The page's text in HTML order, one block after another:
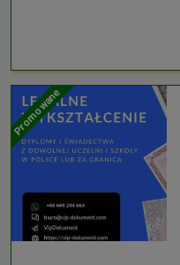
Promowane